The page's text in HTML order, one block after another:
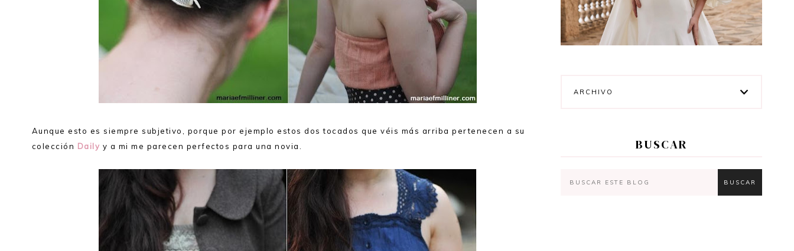
Aunque esto es siempre subjetivo, porque por ejemplo estos dos tocados que véis más arriba pertenecen a su
colección Daily y a mi me parecen perfectos para una novia.
ARCHIVO
BUSCAR